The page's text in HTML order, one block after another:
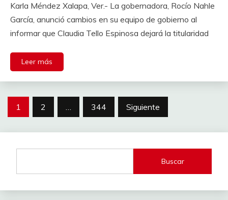
Karla Méndez Xalapa, Ver.- La gobernadora, Rocío Nahle
García, anunció cambios en su equipo de gobierno al
informar que Claudia Tello Espinosa dejará la titularidad
Leer más
Paginación
1 2 … 344 Siguiente
Buscar